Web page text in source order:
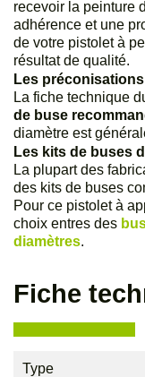
recevoir la peinture
adhérence et une
de votre pistolet à
résultat de qualité.
Les
La fiche technique
de buse
diamètre est
Les kits de buses
La plupart des
des kits de buses
Pour ce pistolet à
choix entres des
diamètres.
Fiche
Type